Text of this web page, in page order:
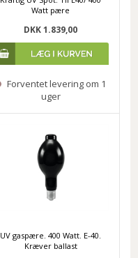
Watt pære
DKK 1.839,00
Forventet levering om 1
uger
UV gaspære. 400 Watt. E-40.
Kræver ballast